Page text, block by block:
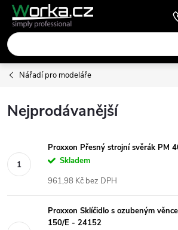
Přejít
obsah
Nářadí pro modeláře
Nejprodávanější
Proxxon Přesný strojní svěrák PM
Skladem
961,98 Kč bez DPH
Proxxon Sklíčidlo s ozubeným
150/E - 24152